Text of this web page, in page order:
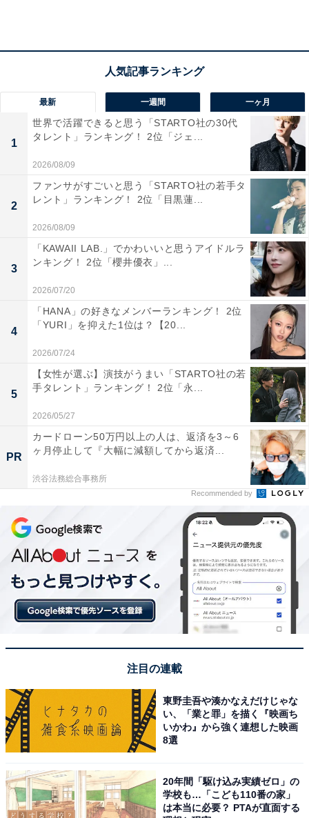
A post shared by shohei miura/三浦翔平 (@shohei.63)
3位は同率で2人がランクイン。1人目は俳優やモデルと
して活躍する三浦翔平さんでした。
現在34歳の三浦さんは、2007年の「第20回 ジュノンボ
ーイコンテスト」でフォトジェニック賞と理想の恋人賞
を受賞。本格的に俳優としての活動をスタートさせる
と、2011年には、映画『THE LAST MESSAGE 海猿』
にて「第34回日本アカデミー賞」の新人俳優賞を獲得し
プライベートでは女優の桐谷美玲さんと2018年に結婚。
2020年には第1子となる男児が誕生しました。
第3位（同率）：佐藤健
最新 一週間 一ヶ月
1
世界で活躍できると思う「STARTO社の30代
タレント」ランキング！ 2位「ジェ...
2026/08/09
2
ファンサがすごいと思う「STARTO社の若手タ
レント」ランキング！ 2位「目黒蓮...
2026/08/09
3
「KAWAII LAB.」でかわいいと思うアイドルラ
ンキング！ 2位「櫻井優衣」...
2026/07/20
4
「HANA」の好きなメンバーランキング！ 2位
「YURI」を抑えた1位は？【20...
2026/07/24
5
【女性が選ぶ】演技がうまい「STARTO社の若
手タレント」ランキング！ 2位「永...
2026/05/27
PR
カードローン50万円以上の人は、返済を3～6
ヶ月停止して『大幅に減額してから返済...
渋谷法務総合事務所
Recommended by
注目の連載
東野圭吾や湊かなえだけじゃな
い、「業と罪」を描く『映画ち
いかわ』から強く連想した映画
8選
20年間「駆け込み実績ゼロ」の
学校も…「こども110番の家」
は本当に必要？ PTAが直面する